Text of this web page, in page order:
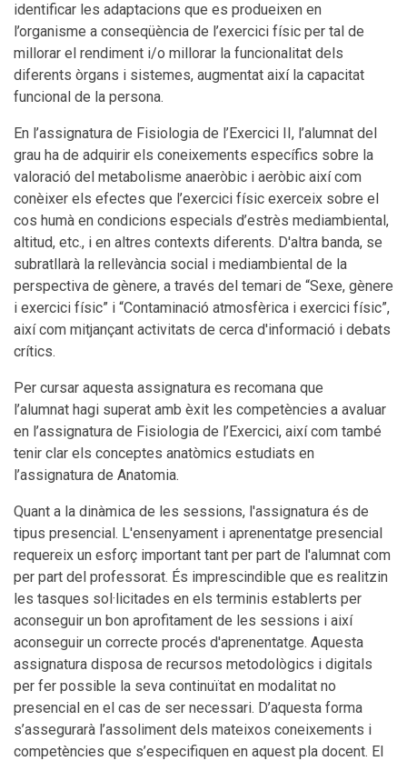
identificar les adaptacions que es produeixen en
l’organisme a conseqüència de l’exercici físic per tal de
millorar el rendiment i/o millorar la funcionalitat dels
diferents òrgans i sistemes, augmentat així la capacitat
funcional de la persona.
En l’assignatura de Fisiologia de l’Exercici II, l’alumnat del
grau ha de adquirir els coneixements específics sobre la
valoració del metabolisme anaeròbic i aeròbic així com
conèixer els efectes que l’exercici físic exerceix sobre el
cos humà en condicions especials d’estrès mediambiental,
altitud, etc., i en altres contexts diferents. D'altra banda, se
subratllarà la rellevància social i mediambiental de la
perspectiva de gènere, a través del temari de “Sexe, gènere
i exercici físic” i “Contaminació atmosfèrica i exercici físic”,
així com mitjançant activitats de cerca d'informació i debats
crítics.
Per cursar aquesta assignatura es recomana que
l’alumnat hagi superat amb èxit les competències a avaluar
en l’assignatura de Fisiologia de l’Exercici, així com també
tenir clar els conceptes anatòmics estudiats en
l’assignatura de Anatomia.
Quant a la dinàmica de les sessions, l'assignatura és de
tipus presencial. L'ensenyament i aprenentatge presencial
requereix un esforç important tant per part de l'alumnat com
per part del professorat. És imprescindible que es realitzin
les tasques sol·licitades en els terminis establerts per
aconseguir un bon aprofitament de les sessions i així
aconseguir un correcte procés d'aprenentatge. Aquesta
assignatura disposa de recursos metodològics i digitals
per fer possible la seva continuïtat en modalitat no
presencial en el cas de ser necessari. D’aquesta forma
s’assegurarà l’assoliment dels mateixos coneixements i
competències que s’especifiquen en aquest pla docent. El